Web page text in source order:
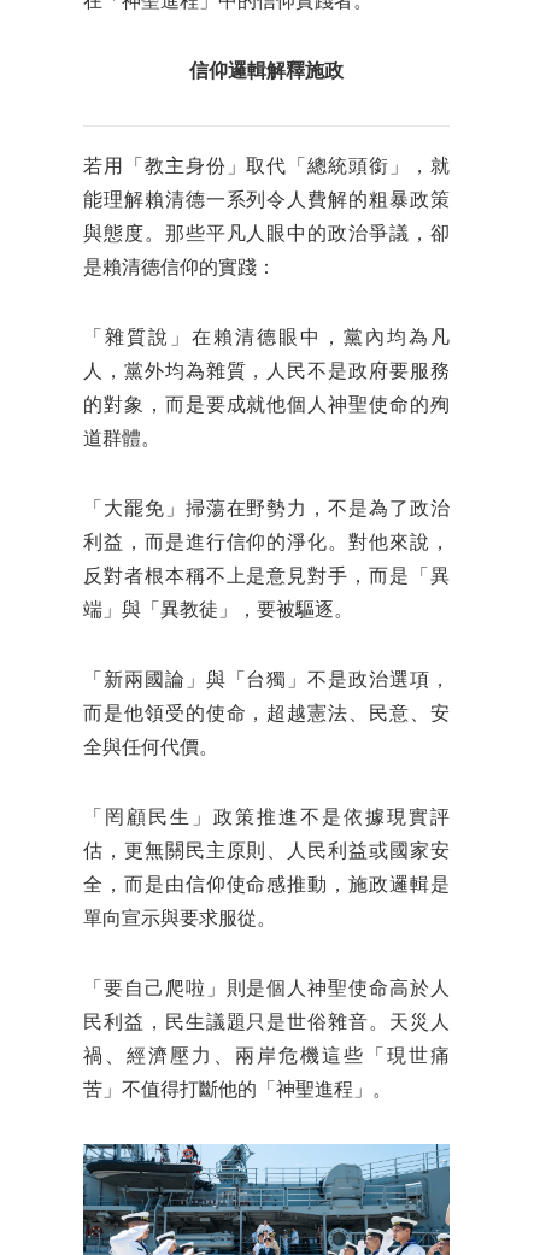
信仰邏輯解釋施政
若用「教主身份」取代「總統頭銜」，就
能理解賴清德一系列令人費解的粗暴政策
與態度。那些平凡人眼中的政治爭議，卻
是賴清德信仰的實踐：
「雜質說」在賴清德眼中，黨內均為凡
人，黨外均為雜質，人民不是政府要服務
的對象，而是要成就他個人神聖使命的殉
道群體。
「大罷免」掃蕩在野勢力，不是為了政治
利益，而是進行信仰的淨化。對他來說，
反對者根本稱不上是意見對手，而是「異
端」與「異教徒」，要被驅逐。
「新兩國論」與「台獨」不是政治選項，
而是他領受的使命，超越憲法、民意、安
全與任何代價。
「罔顧民生」政策推進不是依據現實評
估，更無關民主原則、人民利益或國家安
全，而是由信仰使命感推動，施政邏輯是
單向宣示與要求服從。
「要自己爬啦」則是個人神聖使命高於人
民利益，民生議題只是世俗雜音。天災人
禍、經濟壓力、兩岸危機這些「現世痛
苦」不值得打斷他的「神聖進程」。